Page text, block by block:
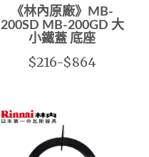
《林內原廠》MB-
200SD MB-200GD 大
小鐵蓋 底座
$216-$864